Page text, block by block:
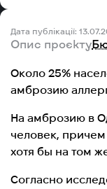
Дата публікації:
Опис проєкту
Около 25%
амброзию
На амброзию в
человек,
хотя бы на том
Согласно